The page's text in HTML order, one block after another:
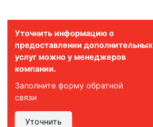
Уточнить информацию о
предоставлении дополнительных
услуг можно у менеджеров
компании.
Заполните форму обратной
связи
Уточнить